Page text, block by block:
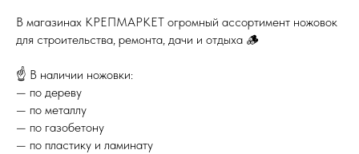
В магазинах КРЕПМАРКЕТ огромный ассортимент ножовок
для строительства, ремонта, дачи и отдыха 🪵
☝️ В наличии ножовки:
— по дереву
— по металлу
— по газобетону
— по пластику и ламинату